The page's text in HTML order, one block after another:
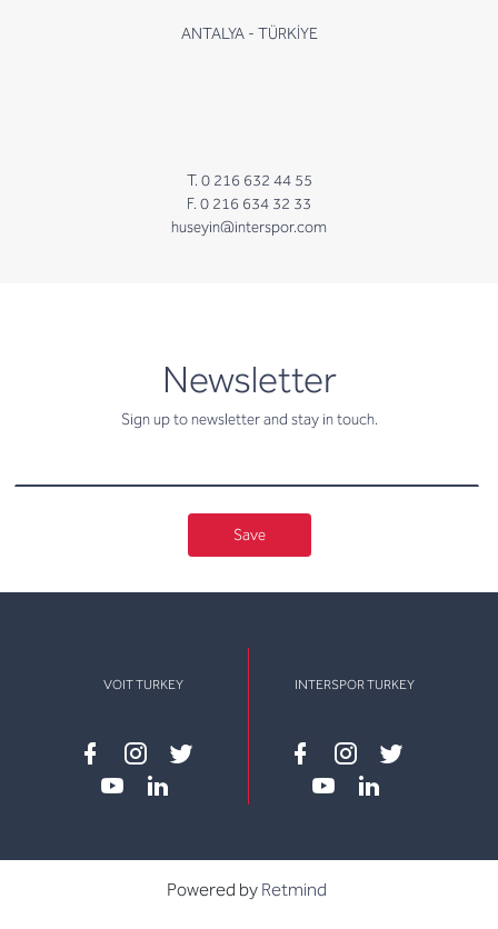
ANTALYA - TÜRKİYE
T. 0 216 632 44 55
F. 0 216 634 32 33
huseyin@interspor.com
Newsletter
Sign up to newsletter and stay in touch.
newsletter
Save
VOIT TURKEY
Facebook
instagram
twitter
INTERSPOR TURKEY
Facebook
instagram
twitter
Powered by Retmind